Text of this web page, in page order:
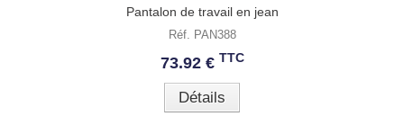
Pantalon de travail en jean
Réf. PAN388
73.92 € TTC
Détails